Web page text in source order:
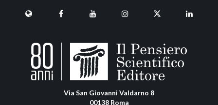
Via San Giovanni Valdarno 8
00138 Roma